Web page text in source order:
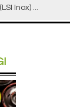
(LSI Inox) ...